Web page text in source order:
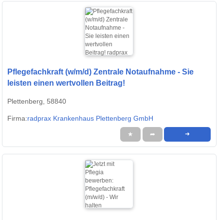
Pflegefachkraft (w/m/d) Zentrale Notaufnahme - Sie
leisten einen wertvollen Beitrag!
Plettenberg, 58840
Firma:radprax Krankenhaus Plettenberg GmbH
★ ➦ ➜